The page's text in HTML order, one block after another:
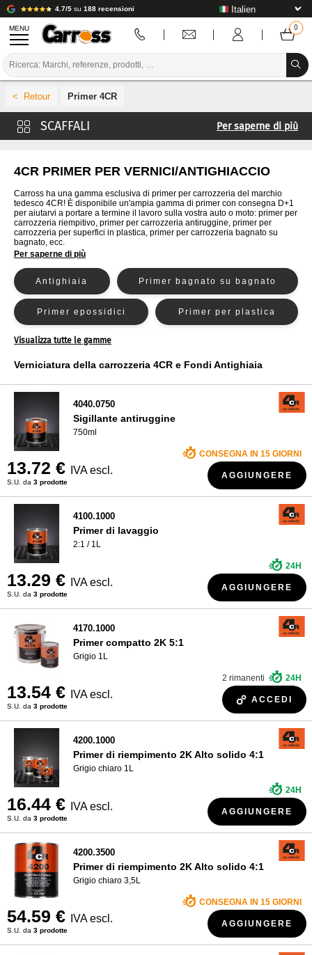
4.7/5 su 188 recensioni
MENU
MATERIALI DI CONSUMO PER LA CARROZZERIA
STRUMENTI PER LA CARROZZERIA
ATTREZZATURE PER CARROZZERIA
MARCHE
INSTALLAZIONE IN LABORATORIO
TUTORIAL E CONSIGLI
CHI SIAMO?
Primer 4CR
Primer Mobihel
Primer Cromax
Primer De Beer
Primer Glasurit
Primer Lechler
Primer Lesonal
Primer MaxMeyer
Primer Nexa Autocolor
Primer Sikkens
Primer Spies Hecker
Primer Standox
Per saperne di più
4CR PRIMER PER VERNICI/ANTIGHIACCIO
Carross ha una gamma esclusiva di primer per carrozzeria del marchio
tedesco 4CR! È disponibile un'ampia gamma di primer con consegna D+1
per aiutarvi a portare a termine il lavoro sulla vostra auto o moto: primer per
carrozzeria riempitivo, primer per carrozzeria antiruggine, primer per
carrozzeria per superfici in plastica, primer per carrozzeria bagnato su
bagnato, ecc.
Per saperne di più
Antighiaia Primer bagnato su bagnato
Primer epossidici Primer per plastica
Primer UV
Visualizza tutte le gamme
Verniciatura della carrozzeria 4CR e Fondi Antighiaia
4040.0750
Sigillante antiruggine
750ml
13.72 € IVA escl.
S.U. da 3 prodotte
CONSEGNA IN 15 GIORNI
AGGIUNGERE
4100.1000
Primer di lavaggio
2:1 / 1L
13.29 € IVA escl.
S.U. da 3 prodotte
24H
AGGIUNGERE
4170.1000
Primer compatto 2K 5:1
Grigio 1L
13.54 € IVA escl.
S.U. da 3 prodotte
2 rimanenti 24H
ACCEDI
4200.1000
Primer di riempimento 2K Alto solido 4:1
Grigio chiaro 1L
16.44 € IVA escl.
S.U. da 3 prodotte
24H
AGGIUNGERE
4200.3500
Primer di riempimento 2K Alto solido 4:1
Grigio chiaro 3,5L
54.59 € IVA escl.
S.U. da 3 prodotte
CONSEGNA IN 15 GIORNI
AGGIUNGERE